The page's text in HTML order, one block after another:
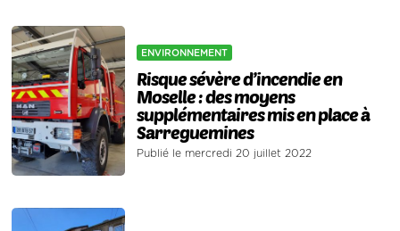
ENVIRONNEMENT
Risque sévère d’incendie en
Moselle : des moyens
supplémentaires mis en place à
Sarreguemines
Publié le mercredi 20 juillet 2022